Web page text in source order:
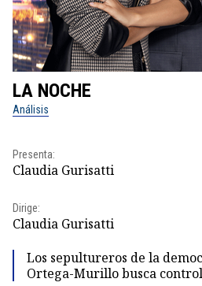
LA NOCHE
Análisis
Presenta:
Claudia Gurisatti
Dirige:
Claudia Gurisatti
Los sepultureros de la
Ortega-Murillo busca